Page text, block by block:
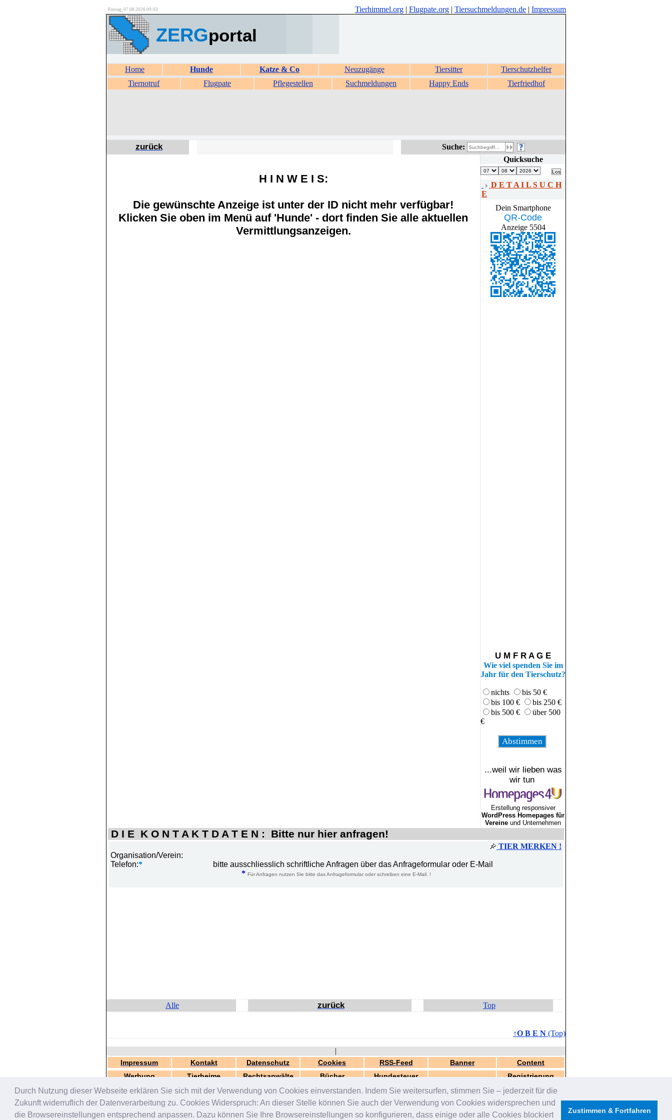
Durch Nutzung dieser Webseite erklären Sie sich mit der Verwendung von Cookies einverstanden. Indem Sie weitersurfen, stimmen Sie – jederzeit für die
Zukunft widerruflich der Datenverarbeitung zu. Cookies Widerspruch: An dieser Stelle können Sie auch der Verwendung von Cookies widersprechen und
die Browsereinstellungen entsprechend anpassen. Dazu können Sie Ihre Browsereinstellungen so konfigurieren, dass einige oder alle Cookies blockiert
Zustimmen & Fortfahren
Freitag, 07.08.2026 09:03 Tierhimmel.org | Flugpate.org | Tiersuchmeldungen.de | Impressum
ZERGportal
Home Hunde Katze & Co Neuzugänge Tiersitter
Tierschutzhelfer
Tiernotruf
Flugpate Pflegestellen Suchmeldungen Happy Ends Tierfriedhof
zurück Suche:
H I N W E I S:
Die gewünschte Anzeige ist unter der ID nicht mehr verfügbar!
Klicken Sie oben im Menü auf 'Hunde' - dort finden Sie alle aktuellen
Vermittlungsanzeigen.
Quicksuche
D E T A I L S U C H
E
Dein Smartphone
QR-Code
Anzeige 5504
U M F R A G E
Wie viel spenden Sie im
Jahr für den Tierschutz?
nichts
bis 50 €
bis 100 €
bis 250 €
bis 500 €
über 500
€
...weil wir lieben was
wir tun
Erstellung responsiver
WordPress Homepages für
Vereine und Unternehmen
D I E K O N T A K T D A T E N : Bitte nur hier anfragen!
TIER MERKEN !
Organisation/Verein:
Telefon:*
bitte ausschliesslich schriftliche Anfragen über das Anfrageformular oder E-Mail
* Für Anfragen nutzen Sie bitte das Anfrageformular oder schreiben eine E-Mail. !
Alle zurück Top
↑O B E N (Top)
|
Impressum Kontakt Datenschutz Cookies RSS-Feed Banner
Content
Werbung
Tierheime Rechtsanwälte Bücher Hundesteuer Registrierung
generiert in 0.03 Sek.
© 2000-2026 by
ZERGportal